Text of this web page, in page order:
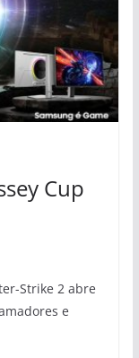
Cup
Strike 2 abre
e